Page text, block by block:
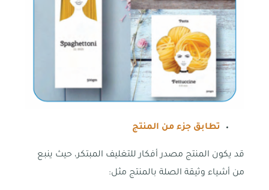
تطابق جزء من المنتج
قد يكون المنتج مصدر أفكار للتغليف المبتكر، حيث ينبع
من أشياء وثيقة الصلة بالمنتج مثل: